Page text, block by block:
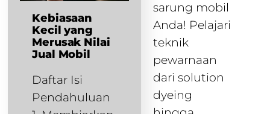
Kebiasaan
Kecil yang
Merusak Nilai
Jual Mobil
Daftar Isi
Pendahuluan
sarung mobil
Anda! Pelajari
teknik
pewarnaan
dari solution
dyeing